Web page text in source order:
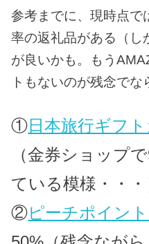
参考までに、現時点で
率の返礼品がある（し
が良いかも。もう
トもないのが残念でな
①日本旅行ギフ
（金券ショップ
ている模様・・・
②ピーチポイン